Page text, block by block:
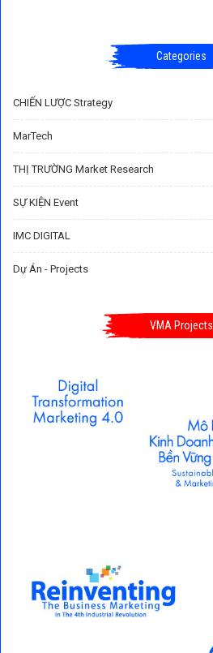
Categories
CHIẾN LƯỢC Strategy
MarTech
THỊ TRƯỜNG Market Research
SỰ KIỆN Event
IMC DIGITAL
Dự Án - Projects
VMA Projects